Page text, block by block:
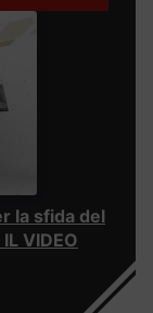
la sfida del
VIDEO